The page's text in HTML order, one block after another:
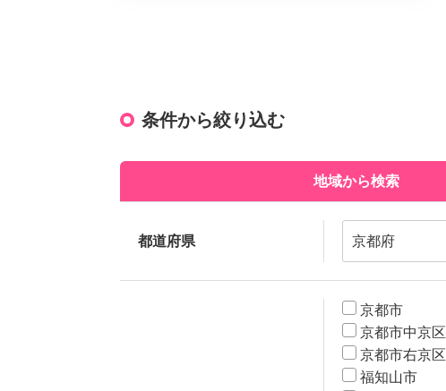
条件から絞り込む
地域から検索
都道府県
京都市
京都市中京区
京都市右京区
福知山市